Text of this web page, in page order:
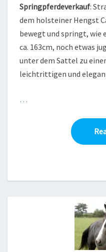
Springpferdeverkauf:
dem holsteiner Hengst
bewegt und springt, wie
ca. 163cm, noch etwas
unter dem Sattel zu
leichtrittigen und
…